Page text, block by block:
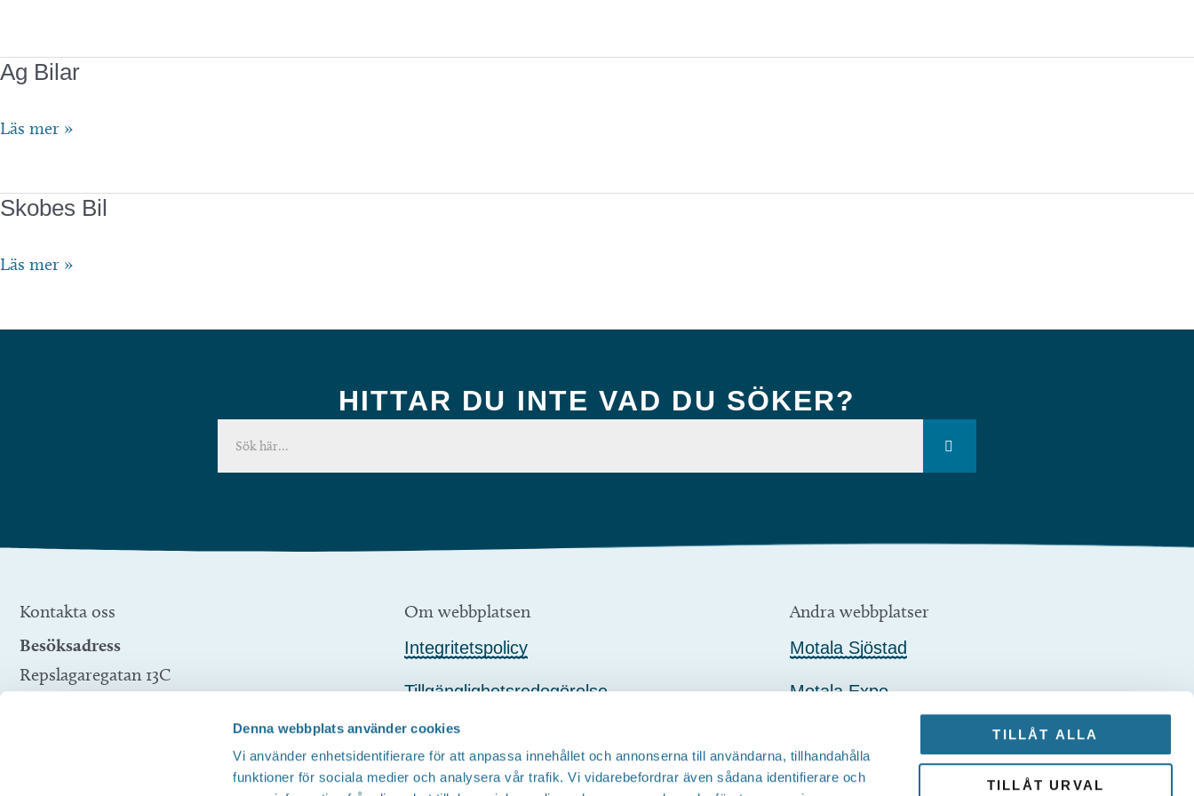
Denna webbplats använder cookies
Vi använder enhetsidentifierare för att anpassa innehållet och annonserna till användarna, tillhandahålla
funktioner för sociala medier och analysera vår trafik. Vi vidarebefordrar även sådana identifierare och
TILLÅT ALLA
TILLÅT URVAL
Ag Bilar
Ag
Läs mer »
Skobes Bil
Skobes
Läs mer »
HITTAR DU INTE VAD DU SÖKER?
Kontakta oss
Besöksadress
Repslagaregatan 13C
Företagsservice 0141-10 12 00
Om webbplatsen
Integritetspolicy
Tillgänglighetsredogörelse
Andra webbplatser
Motala Sjöstad
Motala Expo
Sjöstadskortet